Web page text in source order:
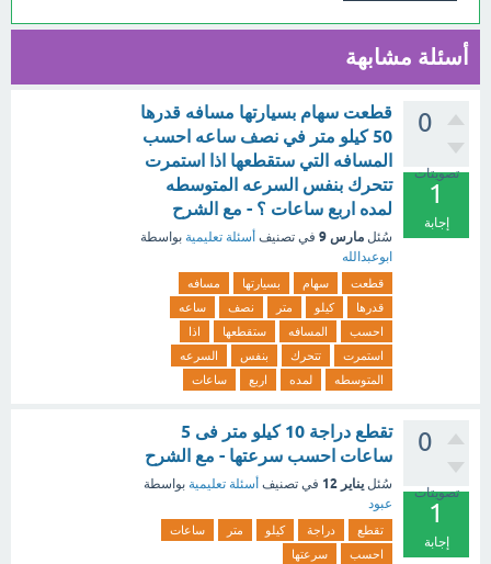
أسئلة مشابهة
0
تصويتات
1
إجابة
قطعت سهام بسيارتها مسافه قدرها
50 كيلو متر في نصف ساعه احسب
المسافه التي ستقطعها اذا استمرت
تتحرك بنفس السرعه المتوسطه
لمده اربع ساعات ؟ - مع الشرح
سُئل مارس 9 في تصنيف أسئلة تعليمية بواسطة
ابوعبدالله
قطعت سهام بسيارتها
مسافه
قدرها
كيلو متر نصف
ساعه
احسب
المسافه ستقطعها
اذا
استمرت
تتحرك بنفس
السرعه
المتوسطه
لمده اربع ساعات
0
تصويتات
1
إجابة
تقطع دراجة 10 كيلو متر فى 5
ساعات احسب سرعتها - مع الشرح
سُئل يناير 12 في تصنيف أسئلة تعليمية بواسطة
عبود
تقطع دراجة كيلو متر
ساعات
احسب
سرعتها